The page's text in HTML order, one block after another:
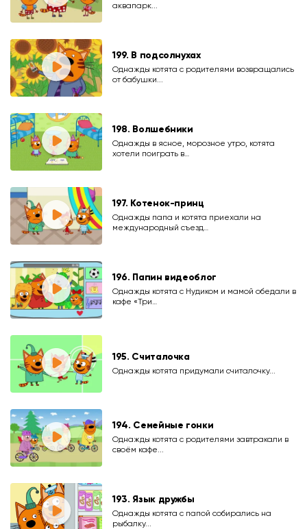
аквапарк...
199. В подсолнухах
Однажды котята с родителями возвращались
от бабушки...
198. Волшебники
Однажды в ясное, морозное утро, котята
хотели поиграть в…
197. Котенок-принц
Однажды папа и котята приехали на
международный съезд…
196. Папин видеоблог
Однажды котята с Нудиком и мамой обедали в
кафе «Три…
195. Считалочка
Однажды котята придумали считалочку...
194. Семейные гонки
Однажды котята с родителями завтракали в
своём кафе...
193. Язык дружбы
Однажды котята с папой собирались на
рыбалку...